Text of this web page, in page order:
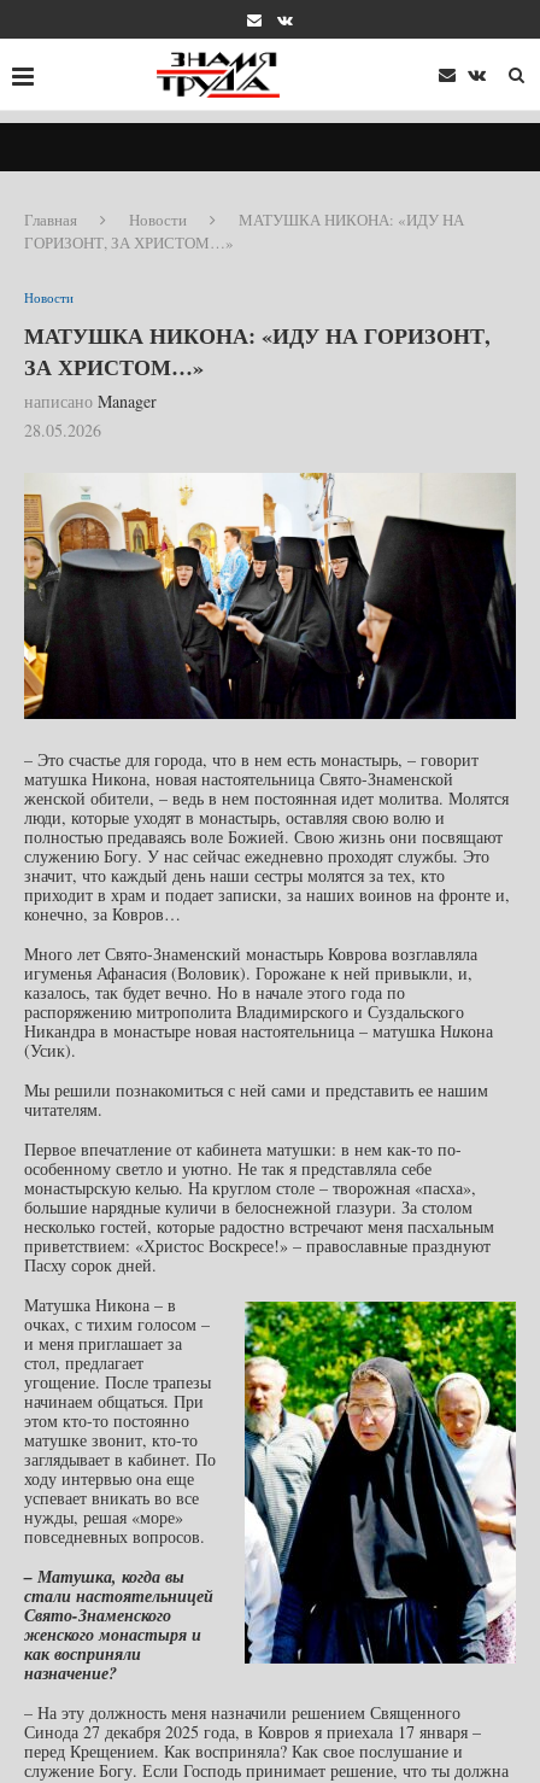
Главная Новости
МАТУШКА НИКОНА: «ИДУ НА
ГОРИЗОНТ, ЗА ХРИСТОМ…»
Новости
МАТУШКА НИКОНА: «ИДУ НА ГОРИЗОНТ,
ЗА ХРИСТОМ…»
написано Manager
28.05.2026
– Это счастье для города, что в нем есть монастырь, – говорит
матушка Никона, новая настоятельница Свято-Знаменской
женской обители, – ведь в нем постоянная идет молитва. Молятся
люди, которые уходят в монастырь, оставляя свою волю и
полностью предаваясь воле Божией. Свою жизнь они посвящают
служению Богу. У нас сейчас ежедневно проходят службы. Это
значит, что каждый день наши сестры молятся за тех, кто
приходит в храм и подает записки, за наших воинов на фронте и,
конечно, за Ковров…
Много лет Свято-Знаменский монастырь Коврова возглавляла
игуменья Афанасия (Воловик). Горожане к ней привыкли, и,
казалось, так будет вечно. Но в начале этого года по
распоряжению митрополита Владимирского и Суздальского
Никандра в монастыре новая настоятельница – матушка Никона
(Усик).
Мы решили познакомиться с ней сами и представить ее нашим
читателям.
Первое впечатление от кабинета матушки: в нем как-то по-
особенному светло и уютно. Не так я представляла себе
монастырскую келью. На круглом столе – творожная «пасха»,
большие нарядные куличи в белоснежной глазури. За столом
несколько гостей, которые радостно встречают меня пасхальным
приветствием: «Христос Воскресе!» – православные празднуют
Пасху сорок дней.
Матушка Никона – в
очках, с тихим голосом –
и меня приглашает за
стол, предлагает
угощение. После трапезы
начинаем общаться. При
этом кто-то постоянно
матушке звонит, кто-то
заглядывает в кабинет. По
ходу интервью она еще
успевает вникать во все
нужды, решая «море»
повседневных вопросов.
– Матушка, когда вы
стали настоятельницей
Свято-Знаменского
женского монастыря и
как восприняли
назначение?
– На эту должность меня назначили решением Священного
Синода 27 декабря 2025 года, в Ковров я приехала 17 января –
перед Крещением. Как восприняла? Как свое послушание и
служение Богу. Если Господь принимает решение, что ты должна